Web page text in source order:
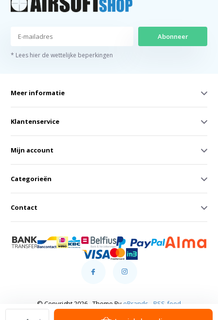
Abonneer
* Lees hier de wettelijke beperkingen
Meer informatie
Klantenservice
Mijn account
Categorieën
Contact
© Copyright 2026 - Theme By eBrands RSS-feed